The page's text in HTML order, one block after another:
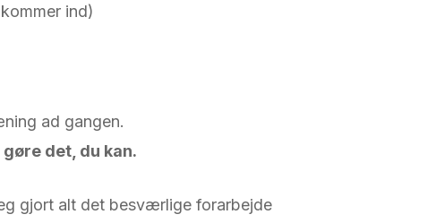
ind)
ad gangen.
det, du kan.
gjort alt det besværlige forarbejde